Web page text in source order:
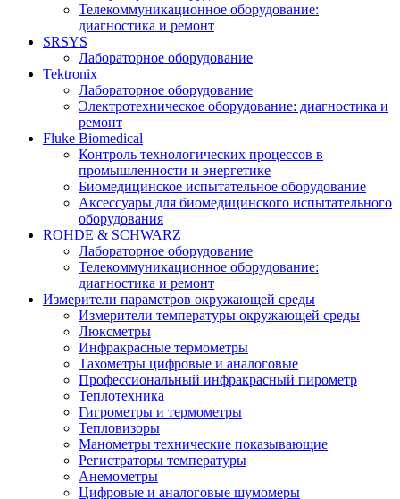
Телекоммуникационное оборудование:
диагностика и ремонт
SRSYS
Лабораторное оборудование
Tektronix
Лабораторное оборудование
Электротехническое оборудование: диагностика и
ремонт
Fluke Biomedical
Контроль технологических процессов в
промышленности и энергетике
Биомедицинское испытательное оборудование
Аксессуары для биомедицинского испытательного
оборудования
ROHDE & SCHWARZ
Лабораторное оборудование
Телекоммуникационное оборудование:
диагностика и ремонт
Измерители параметров окружающей среды
Измерители температуры окружающей среды
Люксметры
Инфракрасные термометры
Тахометры цифровые и аналоговые
Профессиональный инфракрасный пирометр
Теплотехника
Гигрометры и термометры
Тепловизоры
Манометры технические показывающие
Регистраторы температуры
Анемометры
Цифровые и аналоговые шумомеры